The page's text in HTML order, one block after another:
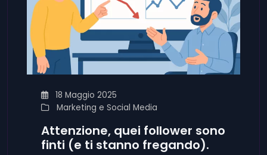
18 Maggio 2025
Marketing e Social Media
Attenzione, quei follower sono
finti (e ti stanno fregando).